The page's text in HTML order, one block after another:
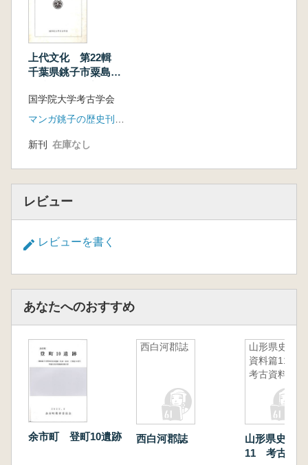
上代文化 第22輯
千葉県銚子市粟島台
国学院大学考古学会
マンガ銚子の歴史刊行会
新刊 在庫なし
レビュー
レビューを書く
あなたへのおすすめ
余市町 登町10遺跡
西白河郡誌
西白河郡誌
山形県史
資料篇11
考古資料
山形県史 資
11 考古資料